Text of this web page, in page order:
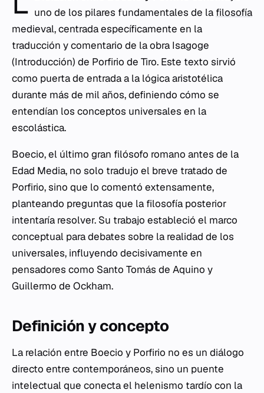
uno de los pilares fundamentales de la filosofía
medieval, centrada específicamente en la
traducción y comentario de la obra Isagoge
(Introducción) de Porfirio de Tiro. Este texto sirvió
como puerta de entrada a la lógica aristotélica
durante más de mil años, definiendo cómo se
entendían los conceptos universales en la
escolástica.
Boecio, el último gran filósofo romano antes de la
Edad Media, no solo tradujo el breve tratado de
Porfirio, sino que lo comentó extensamente,
planteando preguntas que la filosofía posterior
intentaría resolver. Su trabajo estableció el marco
conceptual para debates sobre la realidad de los
universales, influyendo decisivamente en
pensadores como Santo Tomás de Aquino y
Guillermo de Ockham.
Definición y concepto
La relación entre Boecio y Porfirio no es un diálogo
directo entre contemporáneos, sino un puente
intelectual que conecta el helenismo tardío con la